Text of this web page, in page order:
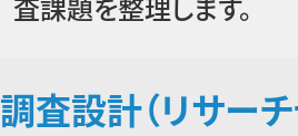
調査設計（リサー